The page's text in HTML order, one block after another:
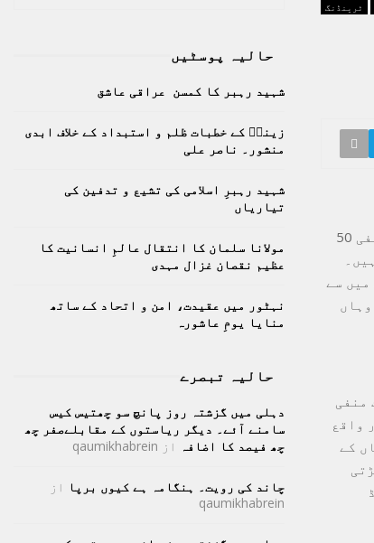
ٹرینڈنگ
دنیا میں ایک شہر ایسا بھی ہے جہاں اتنی شدید سردی پڑتی ہے کہ درجہ حرارت منفی 50
میں سے
منفی
کلومیٹر دور واقع
کے
f
r
:
E
A
R
H
حالیہ پوسٹیں
شہید رہبر کا کمسن عراقی عاشق
زینبؑ کے خطبات ظلم و استبداد کے خلاف ابدی
منشور۔ ناصر علی
شہید رہبرِ اسلامی کی تشیع و تدفین کی
تیاریاں
مولانا سلمان کا انتقال عالمِ انسانیت کا
عظیم نقصان غزال مہدی
نہٹور میں عقیدت، امن و اتحاد کے ساتھ
منایا یومِ عاشورہ
حالیہ تبصرے
دہلی میں گزشتہ روز پانچ سو چھتیس کیس
سامنے آئے۔ دیگر ریاستوں کے مقابلےصفر چھ
چھ فیصد کا اضافہ از qaumikhabrein
چاند کی رویت۔ ہنگامہ ہے کیوں برپا از
qaumikhabrein